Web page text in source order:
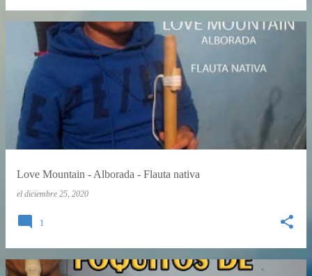
Love Mountain - Alborada - Flauta nativa
el diciembre 25, 2020
1